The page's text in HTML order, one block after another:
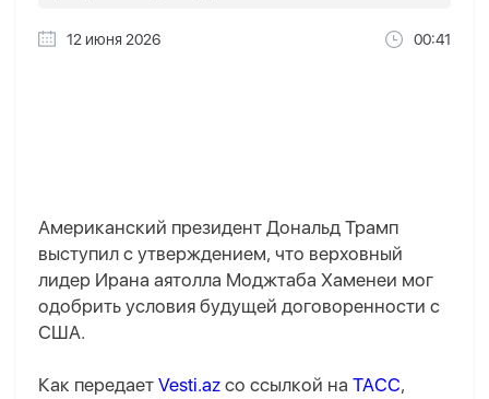
12 июня 2026 00:41
Американский президент Дональд Трамп
выступил с утверждением, что верховный
лидер Ирана аятолла Моджтаба Хаменеи мог
одобрить условия будущей договоренности с
США.
Как передает Vesti.az со ссылкой на ТАСС,